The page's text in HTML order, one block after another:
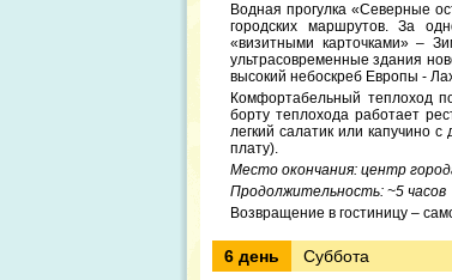
Водная прогулка «Северные
городских маршрутов. За
«визитными карточками» –
ультрасовременные здания
высокий небоскреб Европы -
Комфортабельный теплоход
борту теплохода работает
легкий салатик или капучино
плату).
Место окончания: центр
Продолжительность: ~5 часов
Возвращение в гостиницу –
6 день Суббота